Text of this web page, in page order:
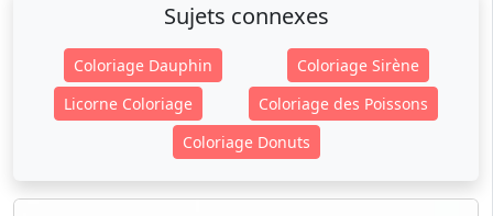
Sujets connexes
Coloriage Dauphin
Coloriage Sirène
Licorne Coloriage
Coloriage des Poissons
Coloriage Donuts